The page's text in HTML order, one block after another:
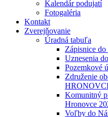
Kalendár podujatí
Fotogaléria
Kontakt
Zverejňovanie
Úradná tabuľa
Zápisnice
Uznesenia
Pozemkové
Združenie
Komunitný
Hronovce
Voľby do